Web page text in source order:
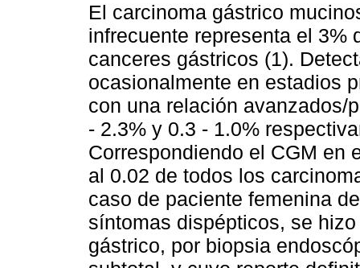
El carcinoma gástrico
infrecuente representa el 3%
canceres gástricos (1).
ocasionalmente en estadios
con una relación avanzados/
- 2.3% y 0.3 - 1.0%
Correspondiendo el CGM en
al 0.02 de todos los
caso de paciente femenina
síntomas dispépticos, se
gástrico, por biopsia